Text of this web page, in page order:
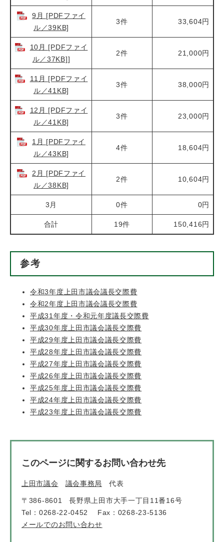
9月 [PDFファイ
ル／39KB]
3件 33,604円
10月 [PDFファイ
ル／37KB]]
2件 21,000円
11月 [PDFファイ
ル／41KB]
3件 38,000円
12月 [PDFファイ
ル／41KB]
3件 23,000円
1月 [PDFファイ
ル／43KB]
4件 18,604円
2月 [PDFファイ
ル／38KB]
2件 10,604円
3月 0件 0円
合計 19件 150,416円
参考
令和3年度上田市議会議長交際費
令和2年度上田市議会議長交際費
平成31年度・令和元年度議長交際費
平成30年度上田市議会議長交際費
平成29年度上田市議会議長交際費
平成28年度上田市議会議長交際費
平成27年度上田市議会議長交際費
平成26年度上田市議会議長交際費
平成25年度上田市議会議長交際費
平成24年度上田市議会議長交際費
平成23年度上田市議会議長交際費
このページに関するお問い合わせ先
上田市議会 議会事務局 代表
〒386-8601
長野県上田市大手一丁目11番16号
Tel：0268-22-0452
Fax：0268-23-5136
メールでのお問い合わせ